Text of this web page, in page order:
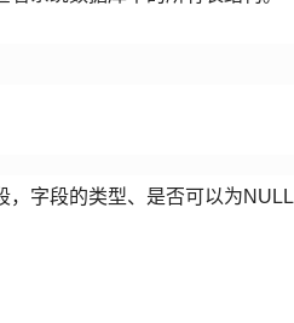
字段的类型、是否可以为